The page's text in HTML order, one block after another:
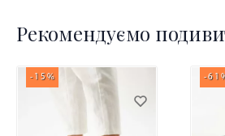
Рекомендуємо
-15% -